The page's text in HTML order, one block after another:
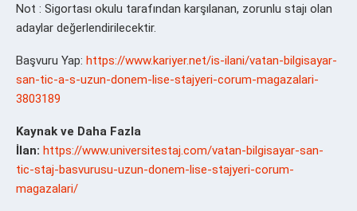
Not : Sigortası okulu tarafından karşılanan, zorunlu stajı olan
adaylar değerlendirilecektir.
Başvuru Yap: https://www.kariyer.net/is-ilani/vatan-bilgisayar-
san-tic-a-s-uzun-donem-lise-stajyeri-corum-magazalari-
3803189
Kaynak ve Daha Fazla
İlan: https://www.universitestaj.com/vatan-bilgisayar-san-
tic-staj-basvurusu-uzun-donem-lise-stajyeri-corum-
magazalari/